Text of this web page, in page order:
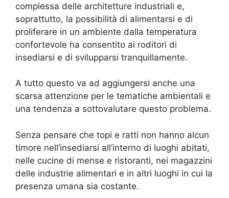
complessa delle architetture industriali e,
soprattutto, la possibilità di alimentarsi e di
proliferare in un ambiente dalla temperatura
confortevole ha consentito ai roditori di
insediarsi e di svilupparsi tranquillamente.
A tutto questo va ad aggiungersi anche una
scarsa attenzione per le tematiche ambientali e
una tendenza a sottovalutare questo problema.
Senza pensare che topi e ratti non hanno alcun
timore nell’insediarsi all’interno di luoghi abitati,
nelle cucine di mense e ristoranti, nei magazzini
delle industrie alimentari e in altri luoghi in cui la
presenza umana sia costante.